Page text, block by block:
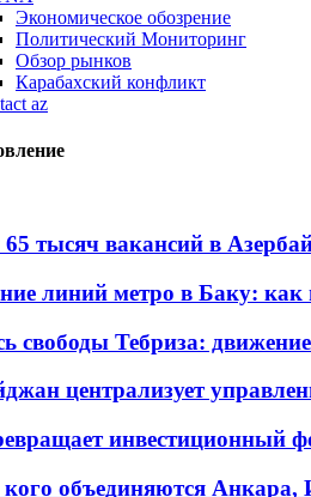
Экономическое обозрение
Политический Мониторинг
Обзор рынков
Карабахский конфликт
az
тысяч вакансий в
линий метро в Баку: как
свободы Тебриза:
централизует
инвестиционный
объединяются Анкара,